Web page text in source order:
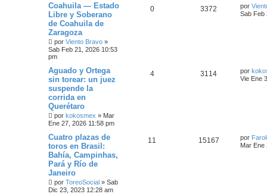
Coahuila — Estado
Libre y Soberano
de Coahuila de
Zaragoza
por Viento Bravo »
Sab Feb 21, 2026 10:53
pm
0 3372 por
Sab Feb
Aguado y Ortega
sin torear: un juez
suspende la
corrida en
Querétaro
por kokosmex » Mar
Ene 27, 2026 11:58 pm
4 3114 por
Vie Ene
Cuatro plazas de
toros en Brasil:
Bahía, Campinhas,
Pará y Río de
Janeiro
por ToreoSocial » Sab
Dic 23, 2023 12:28 am
11 15167 por
Mar Ene